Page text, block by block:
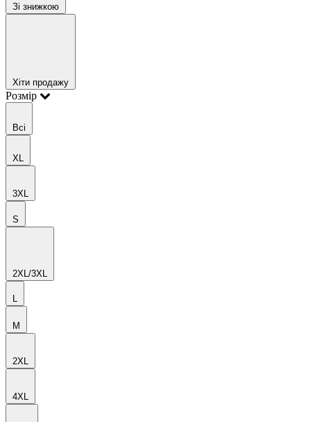
Зі знижкою
Хіти продажу
Розмір
Всі
XL
3XL
S
2XL/3XL
M
2XL
4XL